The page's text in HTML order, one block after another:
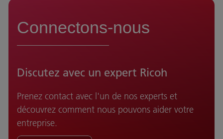
Connectons-nous
Discutez avec un expert Ricoh
Prenez contact avec l'un de nos experts et
découvrez comment nous pouvons aider votre
entreprise.